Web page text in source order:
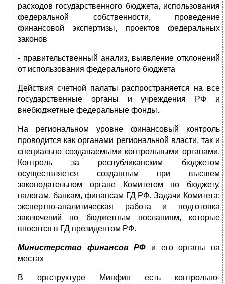
расходов государственного бюджета, использования
федеральной собственности, проведение
финансовой экспертизы, проектов федеральных
законов
- правительственный анализ, выявление отклонений
от использования федерального бюджета
Действия счетной палаты распространяется на все
государственные органы и учреждения РФ и
внебюджетные федеральные фонды.
На региональном уровне финансовый контроль
проводится как органами региональной власти, так и
специально создаваемыми контрольными органами.
Контроль за республиканским бюджетом
осуществляется созданным при высшем
законодательном органе Комитетом по бюджету,
налогам, банкам, финансам ГД РФ. Задачи Комитета:
экспертно-аналитическая работа и подготовка
заключений по бюджетным посланиям, которые
вносятся в ГД президентом РФ.
Министерство финансов РФ и его органы на
местах
В оргструктуре Минфин есть контрольно-